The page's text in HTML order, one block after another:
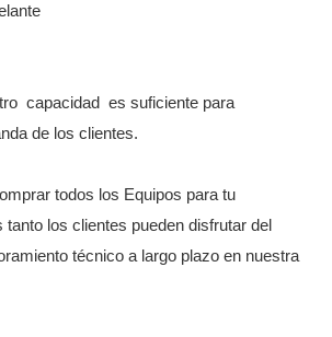
capacidad
es suficiente para
de los clientes.
todos los Equipos para tu
los clientes pueden disfrutar del
técnico a largo plazo en nuestra